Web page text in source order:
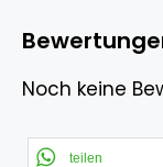
Noch keine
teilen